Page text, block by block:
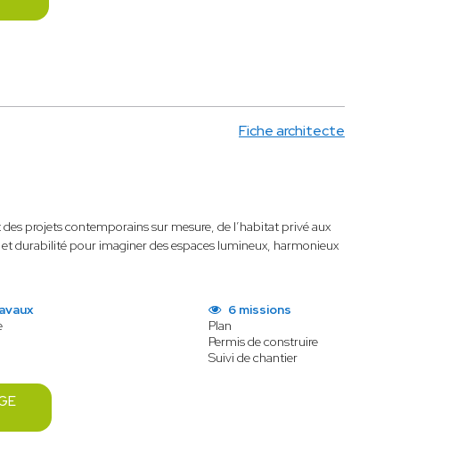
Fiche architecte
projets contemporains sur mesure, de l’habitat privé aux
durabilité pour imaginer des espaces lumineux, harmonieux
6 missions
Plan
Permis de construire
Suivi de chantier